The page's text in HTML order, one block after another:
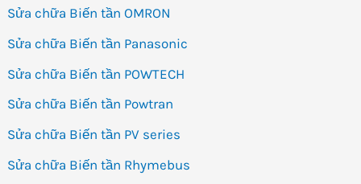
Sửa chữa Biến tần OMRON
Sửa chữa Biến tần Panasonic
Sửa chữa Biến tần POWTECH
Sửa chữa Biến tần Powtran
Sửa chữa Biến tần PV series
Sửa chữa Biến tần Rhymebus